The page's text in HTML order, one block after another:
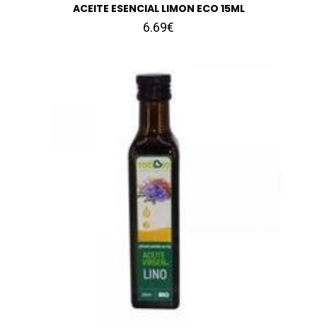
ACEITE ESENCIAL LIMON ECO 15ML
6.69€